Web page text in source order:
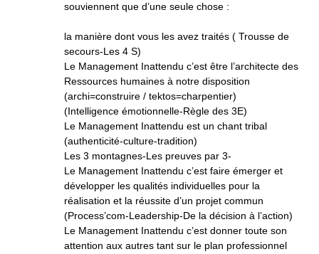
souviennent que d’une seule chose :
la manière dont vous les avez traités ( Trousse de
secours-Les 4 S)
Le Management Inattendu c’est être l’architecte des
Ressources humaines à notre disposition
(archi=construire / tektos=charpentier)
(Intelligence émotionnelle-Règle des 3E)
Le Management Inattendu est un chant tribal
(authenticité-culture-tradition)
Les 3 montagnes-Les preuves par 3-
Le Management Inattendu c’est faire émerger et
développer les qualités individuelles pour la
réalisation et la réussite d’un projet commun
(Process’com-Leadership-De la décision à l’action)
Le Management Inattendu c’est donner toute son
attention aux autres tant sur le plan professionnel